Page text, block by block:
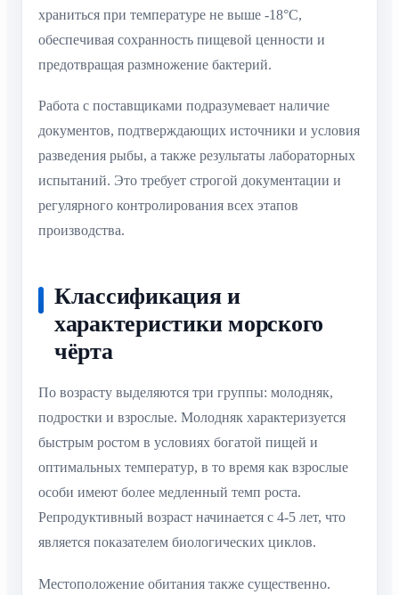
храниться при температуре не выше -18°C,
обеспечивая сохранность пищевой ценности и
предотвращая размножение бактерий.
Работа с поставщиками подразумевает наличие
документов, подтверждающих источники и условия
разведения рыбы, а также результаты лабораторных
испытаний. Это требует строгой документации и
регулярного контролирования всех этапов
производства.
Классификация и
характеристики морского
чёрта
По возрасту выделяются три группы: молодняк,
подростки и взрослые. Молодняк характеризуется
быстрым ростом в условиях богатой пищей и
оптимальных температур, в то время как взрослые
особи имеют более медленный темп роста.
Репродуктивный возраст начинается с 4-5 лет, что
является показателем биологических циклов.
Местоположение обитания также существенно.